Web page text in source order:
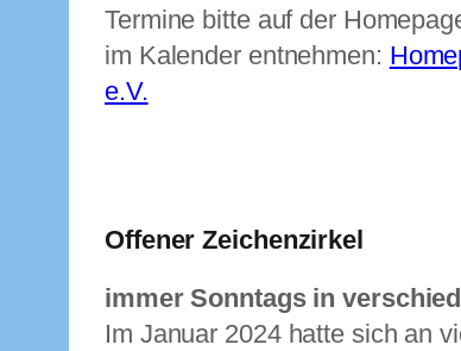
Termine bitte auf der
im Kalender entnehmen:
e.V.
Offener Zeichenzirkel
immer Sonntags in
Im Januar 2024 hatte sich an